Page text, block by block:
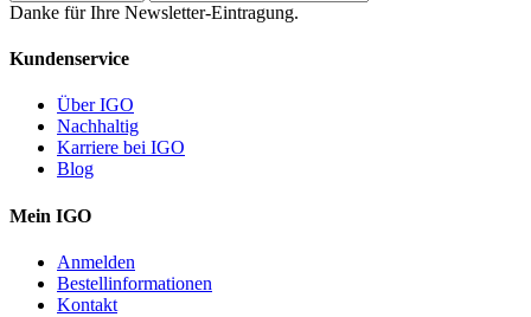
Danke für Ihre Newsletter-Eintragung.
Kundenservice
Über IGO
Nachhaltig
Karriere bei IGO
Blog
Mein IGO
Anmelden
Bestellinformationen
Kontakt